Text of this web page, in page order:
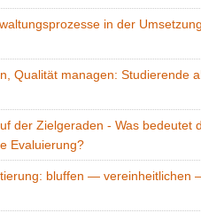
in der
Qualität managen: Studierende
der Zielgeraden ‐ Was bedeutet
Evaluierung?
bluffen — vereinheitlichen